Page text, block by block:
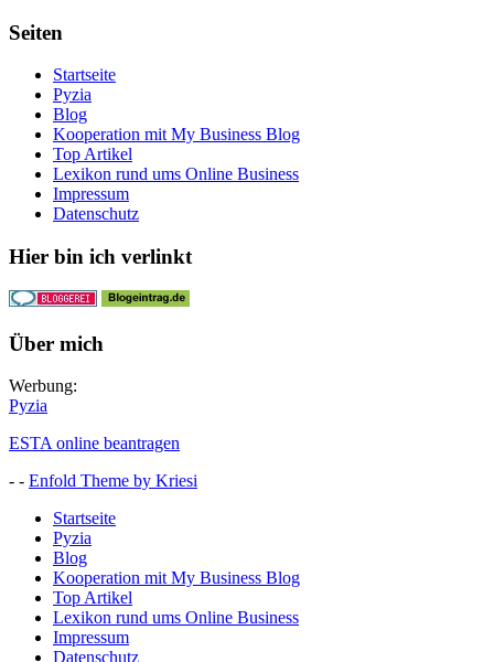
Seiten
Startseite
Pyzia
Blog
Kooperation mit My Business Blog
Top Artikel
Lexikon rund ums Online Business
Impressum
Datenschutz
Hier bin ich verlinkt
Über mich
Werbung:
Pyzia
ESTA online beantragen
- - Enfold Theme by Kriesi
Startseite
Pyzia
Blog
Kooperation mit My Business Blog
Top Artikel
Lexikon rund ums Online Business
Impressum
Datenschutz